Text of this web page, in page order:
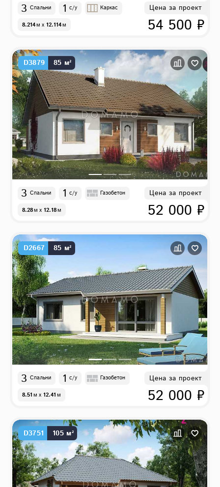
3 Спальни 1 с/у Каркас
8.214м x 12.114м
Цена за проект
54 500 ₽
D3879 85 м²
3 Спальни 1 с/у Газобетон
8.28м x 12.18м
Цена за проект
52 000 ₽
D2667 85 м²
3 Спальни 1 с/у Газобетон
8.51м x 12.41м
Цена за проект
52 000 ₽
D3751 105 м²